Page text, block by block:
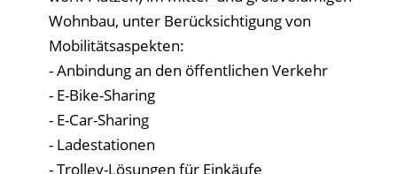
Wohnbau, unter Berücksichtigung von
Mobilitätsaspekten:
- Anbindung an den öffentlichen Verkehr
- E-Bike-Sharing
- E-Car-Sharing
- Ladestationen
- Trolley-Lösungen für Einkäufe